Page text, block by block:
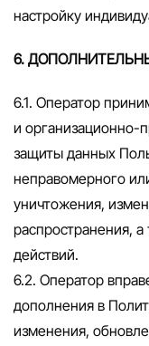
настройку
6.
6.1. Оператор
и организационно-
защиты данных
неправомерного
уничтожения,
распространения,
действий.
6.2. Оператор
дополнения в
изменения,